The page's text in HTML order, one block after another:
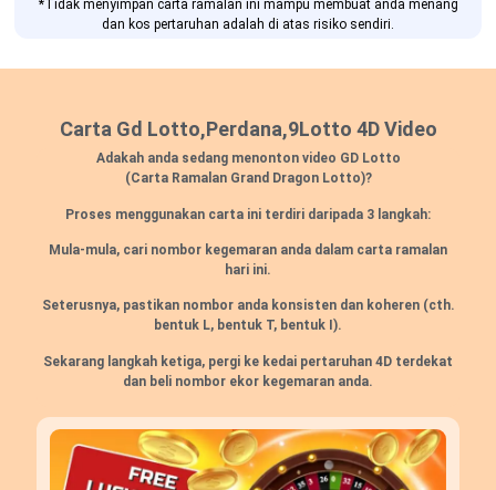
*Tidak menyimpan carta ramalan ini mampu membuat anda menang
dan kos pertaruhan adalah di atas risiko sendiri.
Carta Gd Lotto,Perdana,9Lotto 4D Video
Adakah anda sedang menonton video GD Lotto
(Carta Ramalan Grand Dragon Lotto)?
Proses menggunakan carta ini terdiri daripada 3 langkah:
Mula-mula, cari nombor kegemaran anda dalam carta ramalan
hari ini.
Seterusnya, pastikan nombor anda konsisten dan koheren (cth.
bentuk L, bentuk T, bentuk I).
Sekarang langkah ketiga, pergi ke kedai pertaruhan 4D terdekat
dan beli nombor ekor kegemaran anda.